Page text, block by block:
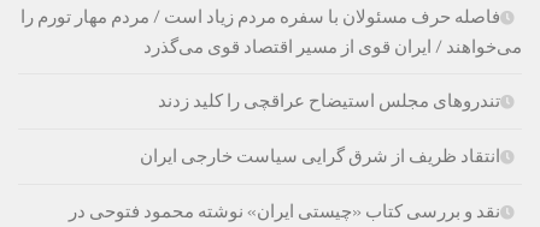
فاصله حرف مسئولان با سفره مردم زیاد است / مردم مهار تورم را
می‌خواهند / ایران قوی از مسیر اقتصاد قوی می‌گذرد
تندروهای مجلس استیضاح عراقچی را کلید زدند
انتقاد ظریف از شرق گرایی سیاست خارجی ایران
نقد و بررسی کتاب «چیستی ایران» نوشته محمود فتوحی در